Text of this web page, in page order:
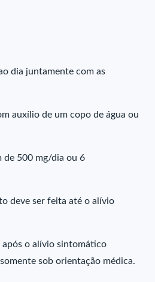
dia juntamente com as
auxílio de um copo de água ou
de 500 mg/dia ou 6
deve ser feita até o alívio
o alívio sintomático
sob orientação médica.